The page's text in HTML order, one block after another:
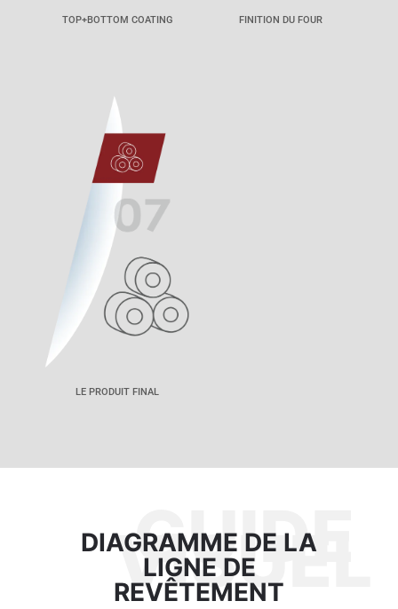
TOP+BOTTOM COATING FINITION DU FOUR
LE PRODUIT FINAL
DIAGRAMME DE LA
LIGNE DE
REVÊTEMENT
GUIDE
VISUEL